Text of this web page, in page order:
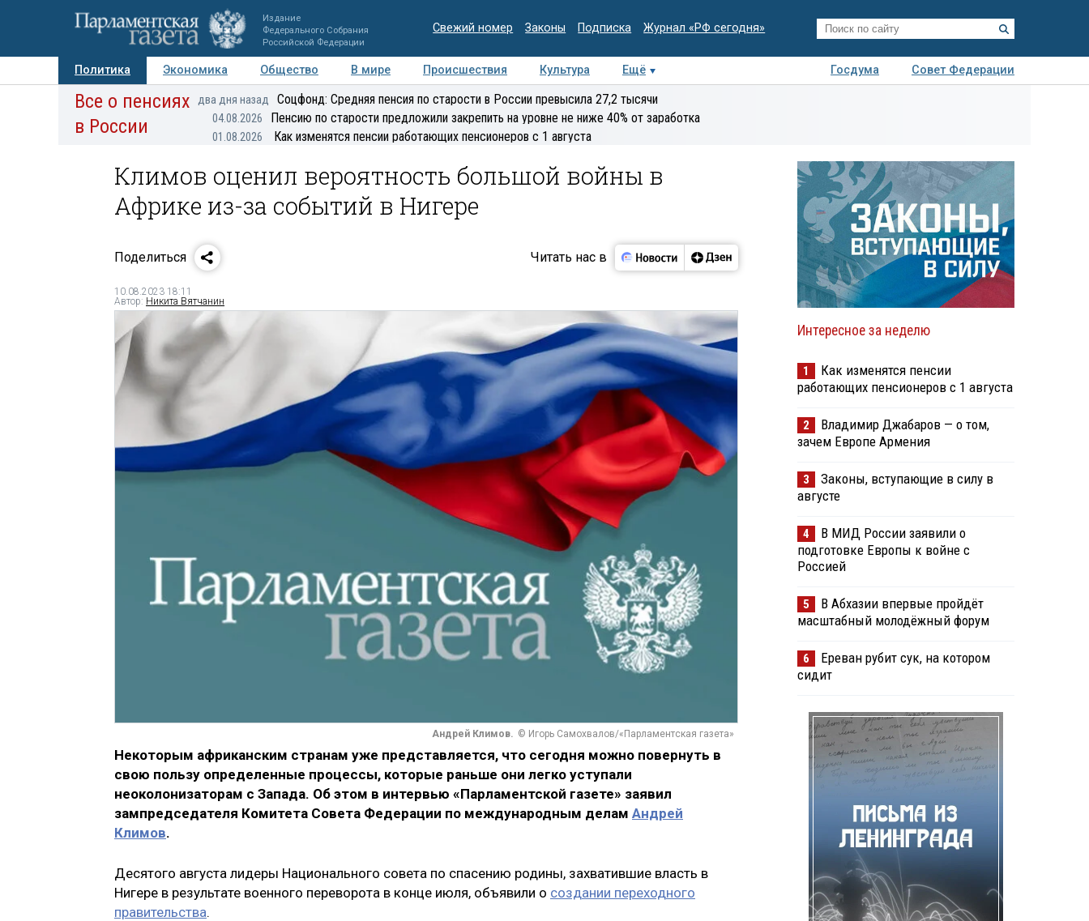
Издание
Федерального Собрания
Российской Федерации
Свежий номер Законы Подписка Журнал «РФ сегодня»
Политика Экономика Общество В мире Происшествия Культура Ещё Госдума
Совет Федерации
Авторы Персоны Мнения Регионы Медиацентр Интервью Колумнисты
Все о пенсиях
в России
два дня назад Соцфонд: Средняя пенсия по старости в России превысила 27,2 тысячи
04.08.2026 Пенсию по старости предложили закрепить на уровне не ниже 40% от заработка
01.08.2026 Как изменятся пенсии работающих пенсионеров с 1 августа
Климов оценил вероятность большой войны в
Африке из-за событий в Нигере
Поделиться Читать нас в
10.08.2023 18:11
Автор: Никита Вятчанин
Андрей Климов. © Игорь Самохвалов/«Парламентская газета»
Некоторым африканским странам уже представляется, что сегодня можно повернуть в
свою пользу определенные процессы, которые раньше они легко уступали
неоколонизаторам с Запада. Об этом в интервью «Парламентской газете» заявил
зампредседателя Комитета Совета Федерации по международным делам Андрей
Климов.
Десятого августа лидеры Национального совета по спасению родины, захватившие власть в
Нигере в результате военного переворота в конце июля, объявили о создании переходного
правительства.
Интересное за неделю
1
Как изменятся пенсии
работающих пенсионеров с 1 августа
2
Владимир Джабаров — о том,
зачем Европе Армения
3
Законы, вступающие в силу в
августе
4
В МИД России заявили о
подготовке Европы к войне с
Россией
5
В Абхазии впервые пройдёт
масштабный молодёжный форум
6
Ереван рубит сук, на котором
сидит